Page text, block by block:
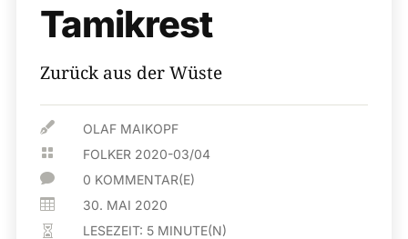
Tamikrest
Zurück aus der Wüste
 OLAF MAIKOPF
 FOLKER 2020-03/04
 0 KOMMENTAR(E)
 30. MAI 2020
 LESEZEIT: 5 MINUTE(N)